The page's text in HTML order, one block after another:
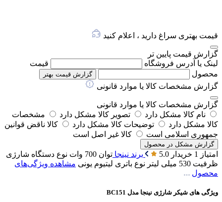
قیمت بهتری سراغ دارید ، اعلام کنید
گزارش قیمت پایین تر
لینک یا آدرس فروشگاه
قیمت
محصول
گزارش قیمت بهتر
گزارش مشخصات کالا یا موارد قانونی
گزارش مشخصات کالا یا موارد قانونی
نام کالا مشکل دارد
تصویر کالا مشکل دارد
مشخصات
کالا مشکل دارد
توضیحات کالا مشکل دارد
کالا ناقض قوانین
جمهوری اسلامی است
کالا غیر اصل است
گزارش مشکل در محصول
امتیاز 1 خریدار 5.0 برند نینجا توان 700 وات نوع دستگاه شارژی
ظرفیت 530 میلی لیتر نوع باتری لیتیوم یونی مشاهده ویژگی‌های
محصول
ویژگی های شیکر شارژی نینجا مدل BC151